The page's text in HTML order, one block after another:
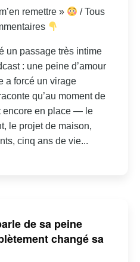
remettre »
/ Tous
un passage très intime
: une peine d’amour
a forcé un virage
qu’au moment de
encore en place — le
le projet de maison,
cinq ans de vie...
de sa peine
changé sa